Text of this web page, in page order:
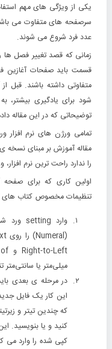
یکی از ویژگی های مهم
سرصفحه های متفاوت می
عدد فرد شروع می شوند.
زمانی که قصد تغییر فصل
قسمت باید صفحات آغازین
متفاوتی داشته باشند. قبل
شود برای یادگیری بیشتر،
توضیحاتی که در این مقاله
تمامی ورژن های نرم افزار
را ندارد راحت ترین نرم
اولین کاری که برای صفحه
تنظیمات مخصوص کتاب های
میلی‌متر یا سانتی‌متر
در مرحله ی بعدی
این کار یک فایل
که چندین تیتر و
کنید و یا بنویسید.